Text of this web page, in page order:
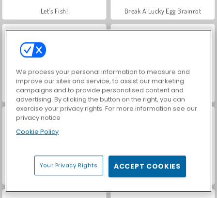
Let's Fish! Break A Lucky Egg Brainrot
Tsunami Brainrots Online Steal Brainrot Original 3D
Brainrot Mega Parkour Brainrot Clicker
We process your personal information to measure and
improve our sites and service, to assist our marketing
campaigns and to provide personalised content and
advertising. By clicking the button on the right, you can
exercise your privacy rights. For more information see our
privacy notice
Cookie Policy
Your Privacy Rights ACCEPT COOKIES